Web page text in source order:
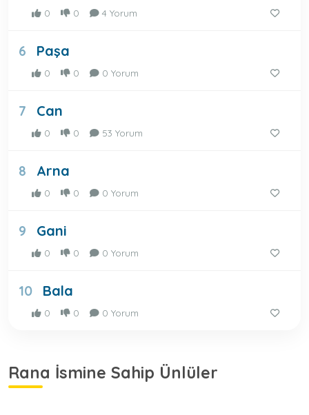
0 0 4 Yorum
6 Paşa
0 0 0 Yorum
7 Can
0 0 53 Yorum
8 Arna
0 0 0 Yorum
9 Gani
0 0 0 Yorum
10 Bala
0 0 0 Yorum
Rana İsmine Sahip Ünlüler